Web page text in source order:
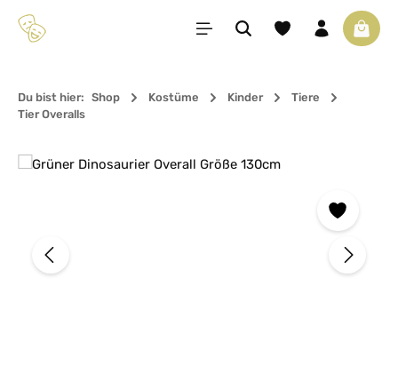
Zum Hauptinhalt springen Du hast 0 Produkte
Du bist hier: Shop Kostüme Kinder
Tiere
Tier Overalls
Bildergalerie überspringen